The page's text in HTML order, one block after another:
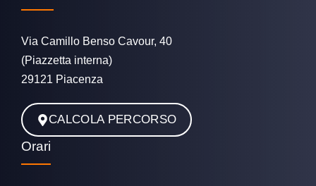
Via Camillo Benso Cavour, 40
(Piazzetta interna)
29121 Piacenza
CALCOLA PERCORSO
Orari